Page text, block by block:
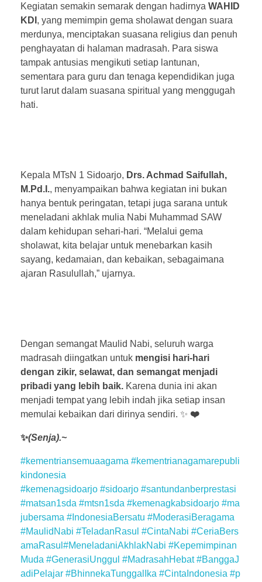
Kegiatan semakin semarak dengan hadirnya WAHID
KDI , yang memimpin gema sholawat dengan suara
merdunya, menciptakan suasana religius dan penuh
penghayatan di halaman madrasah. Para siswa
tampak antusias mengikuti setiap lantunan,
sementara para guru dan tenaga kependidikan juga
turut larut dalam suasana spiritual yang menggugah
hati.
Kepala MTsN 1 Sidoarjo, Drs. Achmad Saifullah,
M.Pd.I., menyampaikan bahwa kegiatan ini bukan
hanya bentuk peringatan, tetapi juga sarana untuk
meneladani akhlak mulia Nabi Muhammad SAW
dalam kehidupan sehari-hari. “Melalui gema
sholawat, kita belajar untuk menebarkan kasih
sayang, kedamaian, dan kebaikan, sebagaimana
ajaran Rasulullah,” ujarnya.
Dengan semangat Maulid Nabi, seluruh warga
madrasah diingatkan untuk mengisi hari-hari
dengan zikir, selawat, dan semangat menjadi
pribadi yang lebih baik. Karena dunia ini akan
menjadi tempat yang lebih indah jika setiap insan
memulai kebaikan dari dirinya sendiri. ✨ ❤️
✨(Senja).~
#kementriansemuaagama #kementrianagamarepubli
kindonesia
#kemenagsidoarjo #sidoarjo #santundanberprestasi
#matsan1sda #mtsn1sda #kemenagkabsidoarjo #ma
jubersama #IndonesiaBersatu #ModerasiBeragama
#MaulidNabi #TeladanRasul #CintaNabi #CeriaBers
amaRasul #MeneladaniAkhlakNabi #Kepemimpinan
Muda #GenerasiUnggul #MadrasahHebat #BanggaJ
adiPelajar #BhinnekaTunggalIka #CintaIndonesia #p